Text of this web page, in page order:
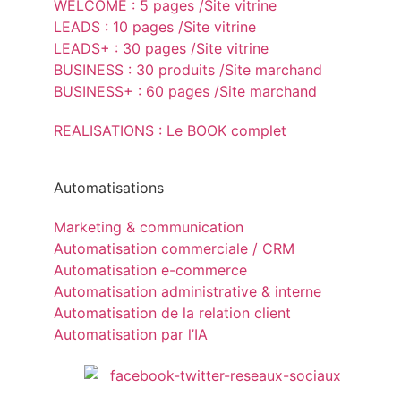
WELCOME : 5 pages /Site vitrine
LEADS : 10 pages /Site vitrine
LEADS+ : 30 pages /Site vitrine
BUSINESS : 30 produits /Site marchand
BUSINESS+ : 60 pages /Site marchand
REALISATIONS : Le BOOK complet
Automatisations
Marketing & communication
Automatisation commerciale / CRM
Automatisation e-commerce
Automatisation administrative & interne
Automatisation de la relation client
Automatisation par l’IA